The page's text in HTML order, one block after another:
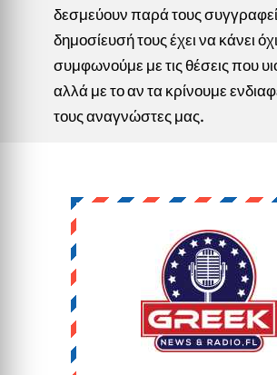
δεσμεύουν παρά τους
δημοσίευσή τους έχει να κάνει
συμφωνούμε με τις θέσεις που
αλλά με το αν τα κρίνουμε
τους αναγνώστες μας.